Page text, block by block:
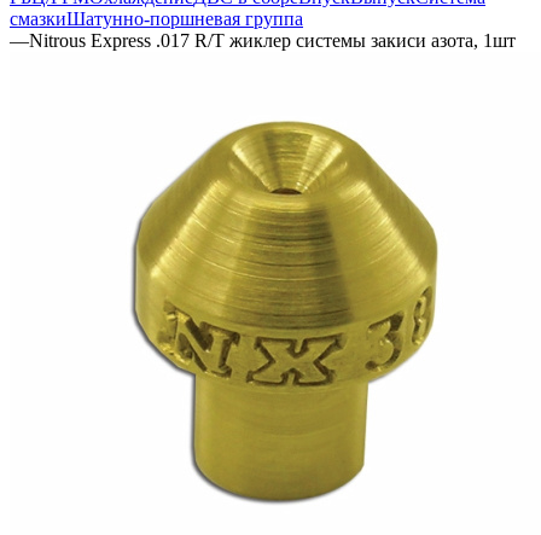
смазкиШатунно-поршневая группа
—Nitrous Express .017 R/T жиклер системы закиси азота, 1шт